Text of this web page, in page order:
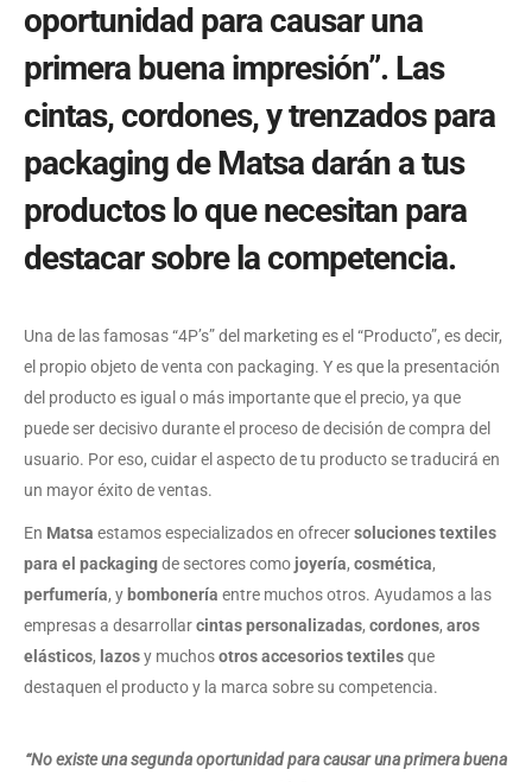
oportunidad para causar una
primera buena impresión”. Las
cintas, cordones, y trenzados para
packaging de Matsa darán a tus
productos lo que necesitan para
destacar sobre la competencia.
Una de las famosas “4P’s” del marketing es el “Producto”, es decir,
el propio objeto de venta con packaging. Y es que la presentación
del producto es igual o más importante que el precio, ya que
puede ser decisivo durante el proceso de decisión de compra del
usuario. Por eso, cuidar el aspecto de tu producto se traducirá en
un mayor éxito de ventas.
En Matsa estamos especializados en ofrecersoluciones textiles
para el packagingde sectores como joyería, cosmética,
perfumería, y bombonería entre muchos otros. Ayudamos a las
empresas a desarrollarcintas personalizadas, cordones, aros
elásticos, lazosy muchosotros accesorios textilesque
destaquen el producto y la marca sobre su competencia.
“No existe una segunda oportunidad para causar una primera buena